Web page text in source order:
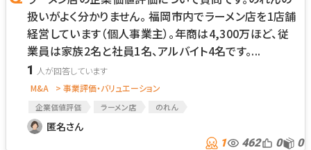
扱いがよく分かりません。 福岡市内でラーメン店を1店舗
経営しています（個人事業主）。年商は4,300万ほど、従
業員は家族2名と社員1名、アルバイト4名です。...
1
M&A > 事業評価・バリュエーション
企業価値評価 ラーメン店 のれん
匿名さん
1 462 0 0